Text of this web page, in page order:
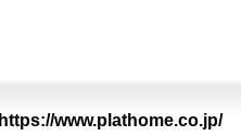
https://www.plathome.co.jp/